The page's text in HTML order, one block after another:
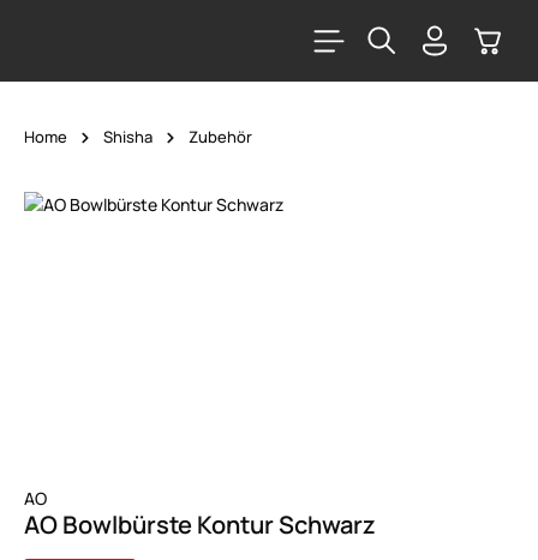
Home Shisha Zubehör
Bildergalerie überspringen
AO
AO Bowlbürste Kontur Schwarz